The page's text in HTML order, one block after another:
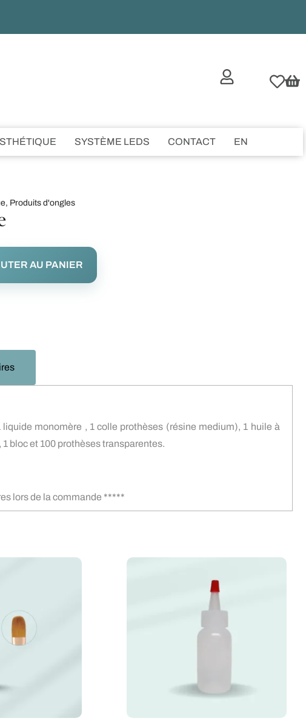
SYSTÈME LEDS CONTACT EN
, Produits d'ongles
AU PANIER
monomère , 1 colle prothèses (résine medium), 1 huile à
bloc et 100 prothèses transparentes.
lors de la commande *****